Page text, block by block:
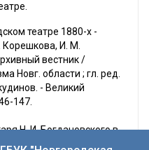
театре 1880-х -
Корешкова, И. М.
вестник /
Новг. области ; гл. ред.
- Великий
147.
Н. И. Богдановского в
устройстве летнего